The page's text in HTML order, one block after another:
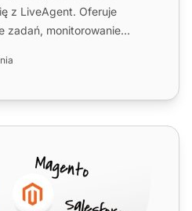
z LiveAgent. Oferuje
zadań, monitorowanie